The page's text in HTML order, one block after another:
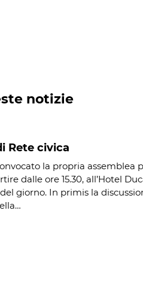
notizie
Rete civica
la propria assemblea
dalle ore 15.30, all’Hotel
giorno. In primis la